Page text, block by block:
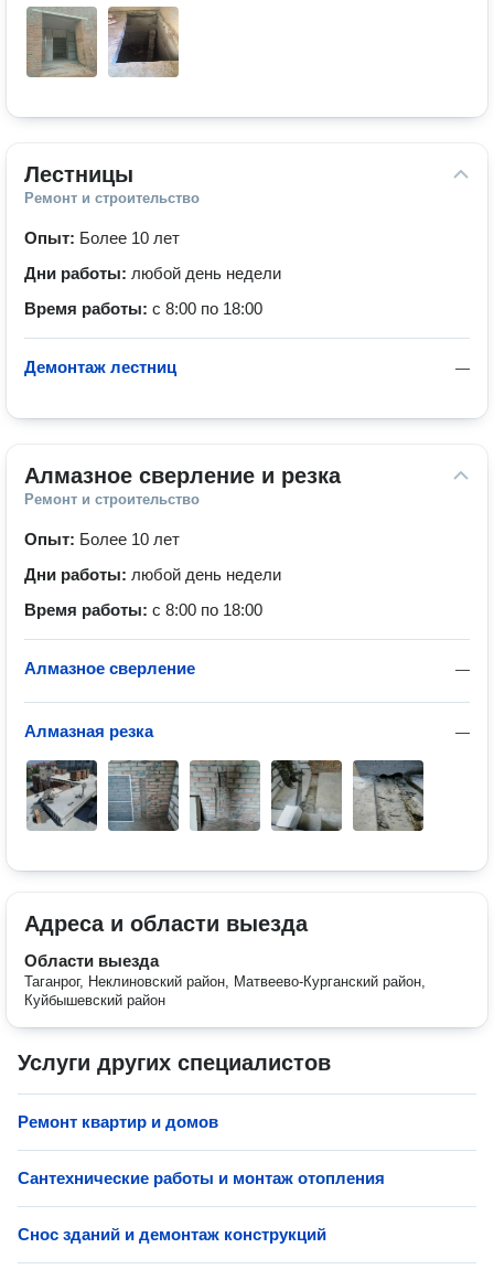
Лестницы
Ремонт и строительство
Опыт: Более 10 лет
Дни работы: любой день недели
Время работы: с 8:00 по 18:00
—
Демонтаж лестниц
Алмазное сверление и резка
Ремонт и строительство
Опыт: Более 10 лет
Дни работы: любой день недели
Время работы: с 8:00 по 18:00
—
Алмазное сверление
—
Алмазная резка
Адреса и области выезда
Области выезда
Таганрог, Неклиновский район, Матвеево-Курганский район,
Куйбышевский район
Услуги других специалистов
Ремонт квартир и домов
Сантехнические работы и монтаж отопления
Снос зданий и демонтаж конструкций